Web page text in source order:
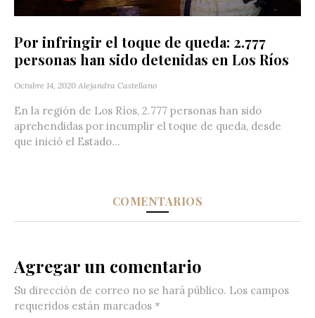
Por infringir el toque de queda: 2.777
personas han sido detenidas en Los Ríos
Octubre 14, 2020 Alejandra Castellano
En la región de Los Ríos, 2.777 personas han sido
aprehendidas por incumplir el toque de queda, desde
que inició el Estado...
COMENTARIOS
Agregar un comentario
Su dirección de correo no se hará público. Los campos
requeridos están marcados *